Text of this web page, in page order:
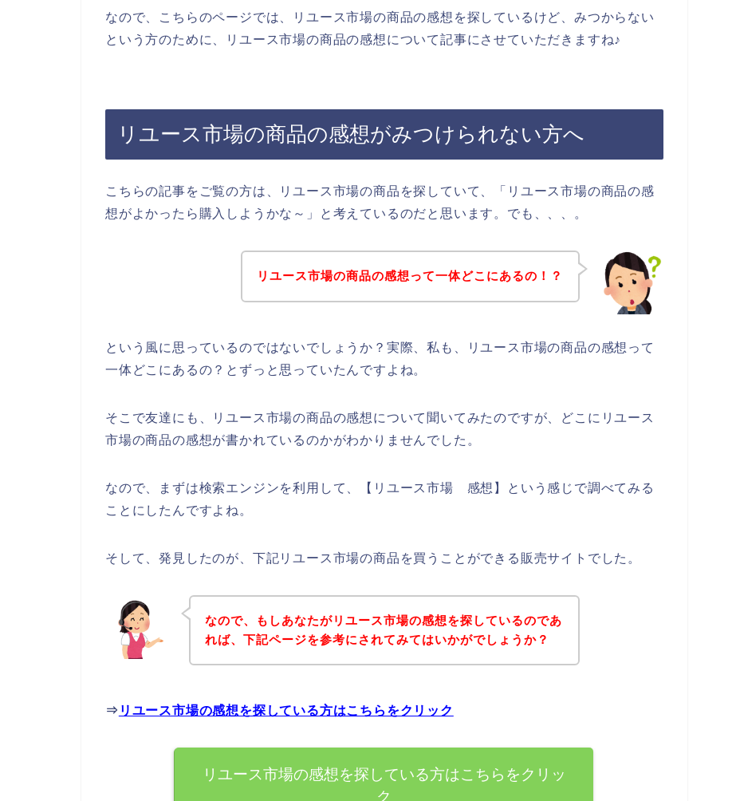
なので、こちらのページでは、リユース市場の商品の感想を探しているけど、みつからない
という方のために、リユース市場の商品の感想について記事にさせていただきますね♪
リユース市場の商品の感想がみつけられない方へ
こちらの記事をご覧の方は、リユース市場の商品を探していて、「リユース市場の商品の感
想がよかったら購入しようかな～」と考えているのだと思います。でも、、、。
リユース市場の商品の感想って一体どこにあるの！？
という風に思っているのではないでしょうか？実際、私も、リユース市場の商品の感想って
一体どこにあるの？とずっと思っていたんですよね。
そこで友達にも、リユース市場の商品の感想について聞いてみたのですが、どこにリユース
市場の商品の感想が書かれているのかがわかりませんでした。
なので、まずは検索エンジンを利用して、【リユース市場 感想】という感じで調べてみる
ことにしたんですよね。
そして、発見したのが、下記リユース市場の商品を買うことができる販売サイトでした。
なので、もしあなたがリユース市場の感想を探しているのであ
れば、下記ページを参考にされてみてはいかがでしょうか？
⇒ リユース市場の感想を探している方はこちらをクリック
リユース市場の感想を探している方はこちらをクリッ
ク